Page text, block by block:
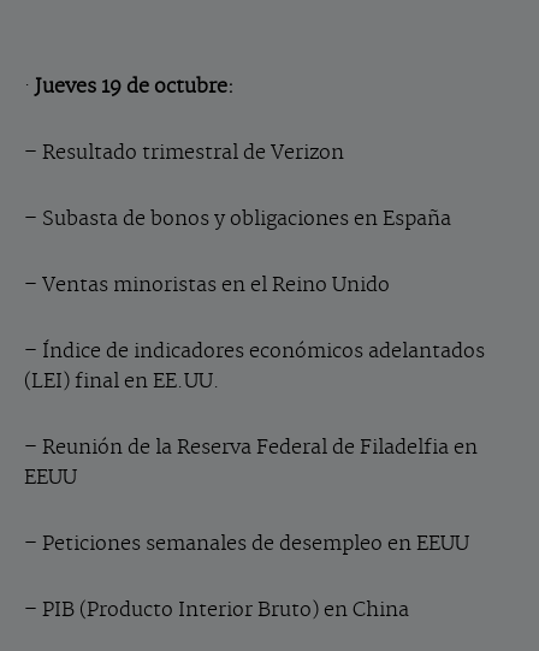
· Jueves 19 de octubre:
– Resultado trimestral de Verizon
– Subasta de bonos y obligaciones en España
– Ventas minoristas en el Reino Unido
– Índice de indicadores económicos adelantados
(LEI) final en EE.UU.
– Reunión de la Reserva Federal de Filadelfia en
EEUU
– Peticiones semanales de desempleo en EEUU
– PIB (Producto Interior Bruto) en China